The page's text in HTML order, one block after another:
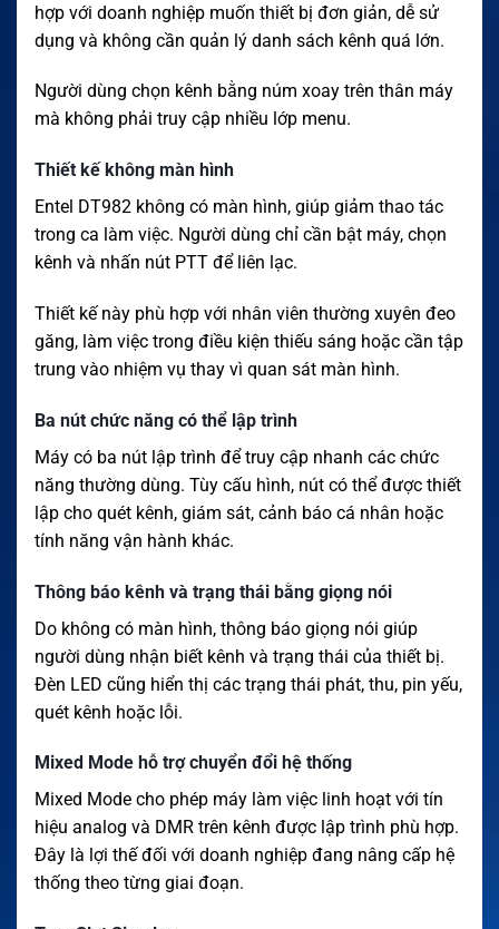
hợp với doanh nghiệp muốn thiết bị đơn giản, dễ sử
dụng và không cần quản lý danh sách kênh quá lớn.
Người dùng chọn kênh bằng núm xoay trên thân máy
mà không phải truy cập nhiều lớp menu.
Thiết kế không màn hình
Entel DT982 không có màn hình, giúp giảm thao tác
trong ca làm việc. Người dùng chỉ cần bật máy, chọn
kênh và nhấn nút PTT để liên lạc.
Thiết kế này phù hợp với nhân viên thường xuyên đeo
găng, làm việc trong điều kiện thiếu sáng hoặc cần tập
trung vào nhiệm vụ thay vì quan sát màn hình.
Ba nút chức năng có thể lập trình
Máy có ba nút lập trình để truy cập nhanh các chức
năng thường dùng. Tùy cấu hình, nút có thể được thiết
lập cho quét kênh, giám sát, cảnh báo cá nhân hoặc
tính năng vận hành khác.
Thông báo kênh và trạng thái bằng giọng nói
Do không có màn hình, thông báo giọng nói giúp
người dùng nhận biết kênh và trạng thái của thiết bị.
Đèn LED cũng hiển thị các trạng thái phát, thu, pin yếu,
quét kênh hoặc lỗi.
Mixed Mode hỗ trợ chuyển đổi hệ thống
Mixed Mode cho phép máy làm việc linh hoạt với tín
hiệu analog và DMR trên kênh được lập trình phù hợp.
Đây là lợi thế đối với doanh nghiệp đang nâng cấp hệ
thống theo từng giai đoạn.